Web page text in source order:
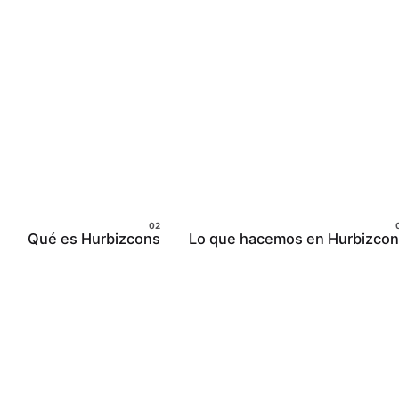
Qué es Hurbizcons Lo que hacemos en